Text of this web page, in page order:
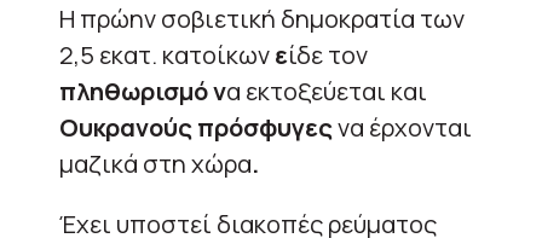
Η πρώην σοβιετική δημοκρατία των
2,5 εκατ. κατοίκωνείδε τον
πληθωρισμό να εκτοξεύεται και
Ουκρανούς πρόσφυγεςνα έρχονται
μαζικά στη χώρα.
Έχει υποστεί διακοπές ρεύματος